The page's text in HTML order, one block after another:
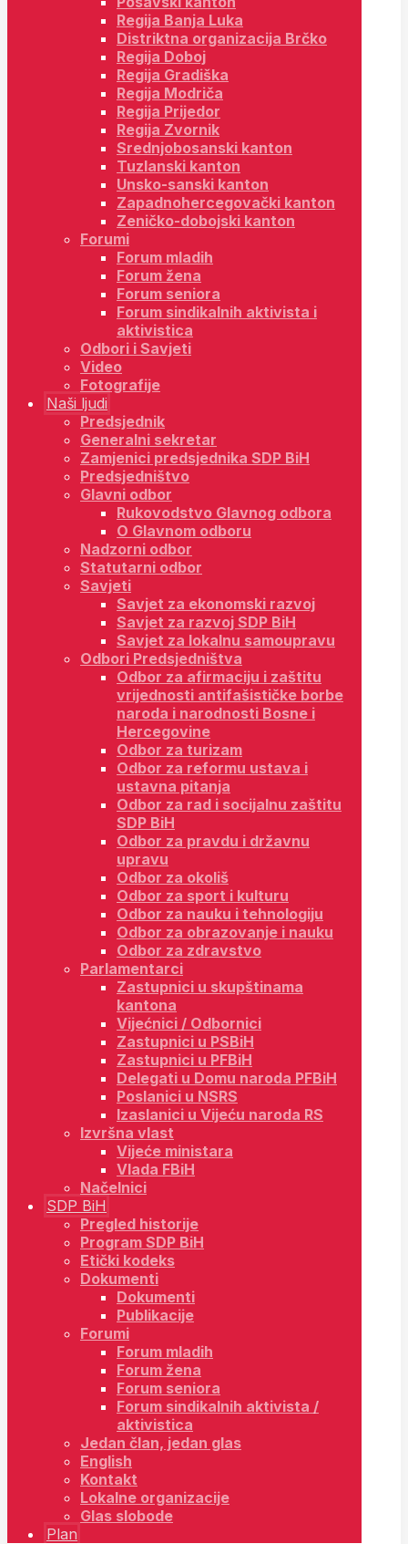
Regija Banja Luka
Distriktna organizacija Brčko
Regija Doboj
Regija Gradiška
Regija Modriča
Regija Prijedor
Regija Zvornik
Srednjobosanski kanton
Tuzlanski kanton
Unsko-sanski kanton
Zapadnohercegovački kanton
Zeničko-dobojski kanton
Forumi
Forum mladih
Forum žena
Forum seniora
Forum sindikalnih aktivista i
aktivistica
Odbori i Savjeti
Video
Fotografije
Naši ljudi
Predsjednik
Generalni sekretar
Zamjenici predsjednika SDP BiH
Predsjedništvo
Glavni odbor
Rukovodstvo Glavnog odbora
O Glavnom odboru
Nadzorni odbor
Statutarni odbor
Savjeti
Savjet za ekonomski razvoj
Savjet za razvoj SDP BiH
Savjet za lokalnu samoupravu
Odbori Predsjedništva
Odbor za afirmaciju i zaštitu
vrijednosti antifašističke borbe
naroda i narodnosti Bosne i
Hercegovine
Odbor za turizam
Odbor za reformu ustava i
ustavna pitanja
Odbor za rad i socijalnu zaštitu
SDP BiH
Odbor za pravdu i državnu
upravu
Odbor za okoliš
Odbor za sport i kulturu
Odbor za nauku i tehnologiju
Odbor za obrazovanje i nauku
Odbor za zdravstvo
Parlamentarci
Zastupnici u skupštinama
kantona
Vijećnici / Odbornici
Zastupnici u PSBiH
Zastupnici u PFBiH
Delegati u Domu naroda PFBiH
Poslanici u NSRS
Izaslanici u Vijeću naroda RS
Izvršna vlast
Vijeće ministara
Vlada FBiH
Načelnici
SDP BiH
Pregled historije
Program SDP BiH
Etički kodeks
Dokumenti
Dokumenti
Publikacije
Forumi
Forum mladih
Forum žena
Forum seniora
Forum sindikalnih aktivista /
aktivistica
Jedan član, jedan glas
English
Kontakt
Lokalne organizacije
Glas slobode
Plan